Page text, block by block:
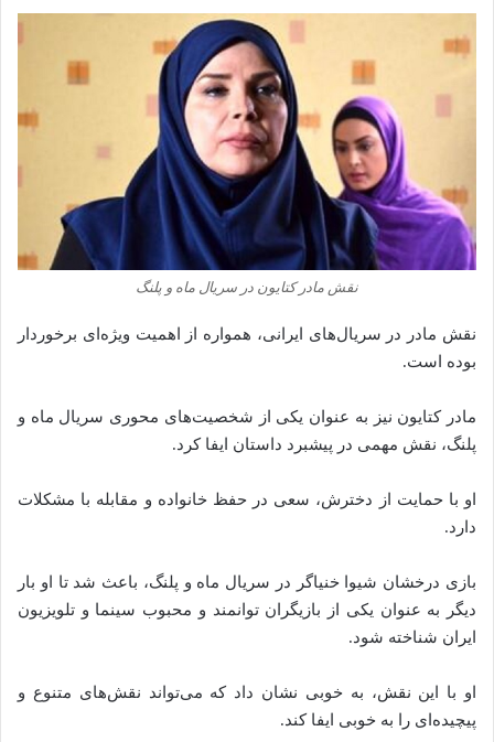
نقش مادر کتایون در سریال ماه و پلنگ
نقش مادر در سریال‌های ایرانی، همواره از اهمیت ویژه‌ای برخوردار
بوده است.
مادر کتایون نیز به عنوان یکی از شخصیت‌های محوری سریال ماه و
پلنگ، نقش مهمی در پیشبرد داستان ایفا کرد.
او با حمایت از دخترش، سعی در حفظ خانواده و مقابله با مشکلات
دارد.
بازی درخشان شیوا خنیاگر در سریال ماه و پلنگ، باعث شد تا او بار
دیگر به عنوان یکی از بازیگران توانمند و محبوب سینما و تلویزیون
ایران شناخته شود.
او با این نقش، به خوبی نشان داد که می‌تواند نقش‌های متنوع و
پیچیده‌ای را به خوبی ایفا کند.